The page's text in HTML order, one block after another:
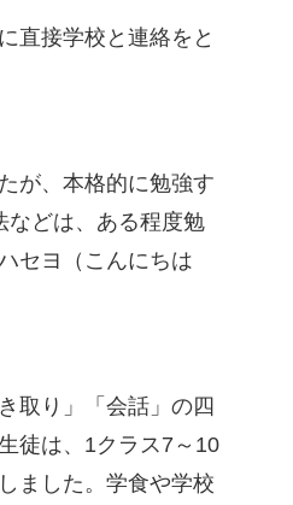
直接学校と連絡をと
が、本格的に勉強す
などは、ある程度勉
セヨ（こんにちは
取り」「会話」の四
徒は、1クラス7～10
ました。学食や学校